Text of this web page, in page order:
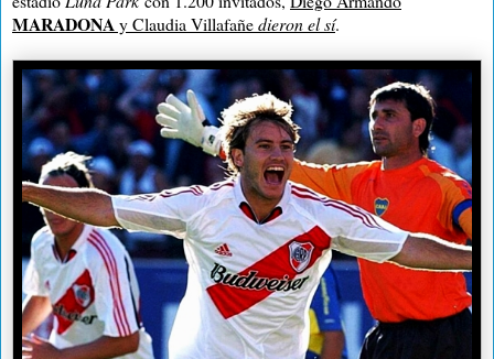
MARADONAy Claudia Villafañedieron el sí.